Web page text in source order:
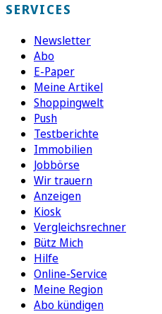
SERVICES
Newsletter
Abo
E-Paper
Meine Artikel
Shoppingwelt
Push
Testberichte
Immobilien
Jobbörse
Wir trauern
Anzeigen
Kiosk
Vergleichsrechner
Bütz Mich
Hilfe
Online-Service
Meine Region
Abo kündigen